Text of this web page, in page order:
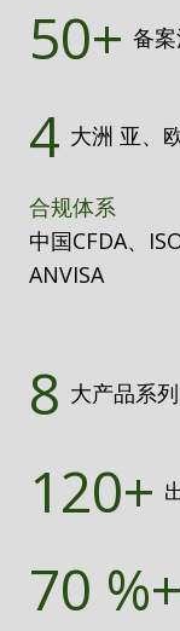
50+ 备
4 大洲 亚、
合规体系
中国CFDA、
ANVISA
8 大产品系列
120+
70 %+